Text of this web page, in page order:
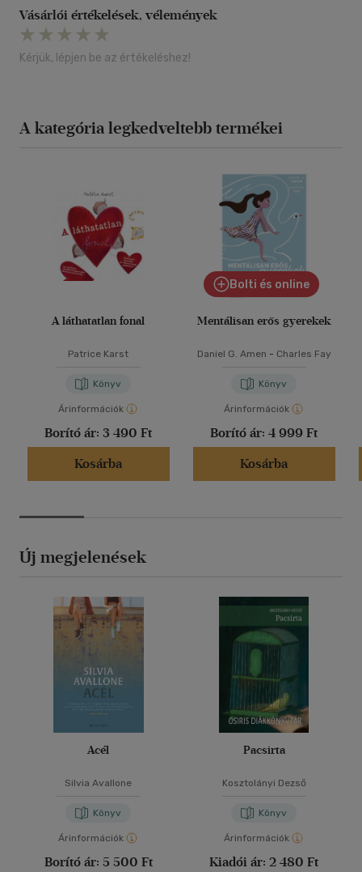
Vásárlói értékelések, vélemények
Kérjük, lépjen be az értékeléshez!
A kategória legkedveltebb termékei
A láthatatlan fonal
Patrice Karst
Könyv
Árinformációk
Borító ár: 3 490 Ft
Kosárba
Bolti és online
Mentálisan erős gyerekek
Daniel G. Amen - Charles Fay
Könyv
Árinformációk
Borító ár: 4 999 Ft
Kosárba
Új megjelenések
Acél
Silvia Avallone
Könyv
Árinformációk
Borító ár: 5 500 Ft
Pacsirta
Kosztolányi Dezső
Könyv
Árinformációk
Kiadói ár: 2 480 Ft